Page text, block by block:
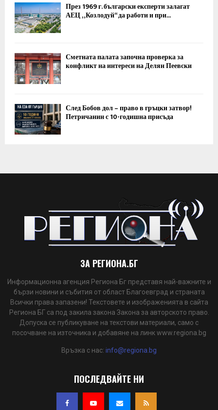
През 1969 г. български експерти залагат
АЕЦ „Козлодуй“ да работи и при...
Сметната палата започна проверка за
конфликт на интереси на Делян Пеевски
След Бобов дол – право в гръцки затвор!
Петричанин с 10-годишна присъда
ЗА РЕГИОНА.БГ
Информационна агенция Региона Бг представя най-важните и
бързи новини и събития от област Благоевград и страната
Всички права запазени! Текстовете и изображенията в сайта
Региона БГ са под закила закона Закона за авторското право.
Допуска се публикуване на текстови материали, само с
посочване на източника и добавяне на линк www.regiona.bg
Връзка с нас: info@regiona.bg
ПОСЛЕДВАЙТЕ НИ